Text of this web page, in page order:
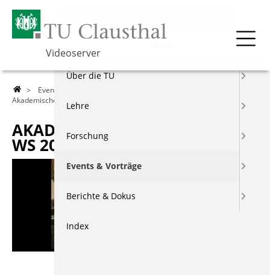
Videoserver
> Events & Vorträge
Akademische Feierstunde WS 2002/2003
AKADEMISCHE FEIERSTUNDE
WS 2002/2003
Über die TU
Lehre
Forschung
Events & Vorträge
Berichte & Dokus
Index